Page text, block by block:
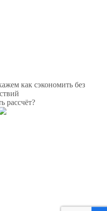
как сэкономить без
рассчёт?